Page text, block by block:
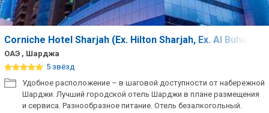
Corniche Hotel Sharjah (Ex. Hilton Sharjah, Ex. Al
ОАЭ , Шарджа
5 звёзд
Удобное расположение – в шаговой доступности от набережной
Шарджи. Лучший городской отель Шарджи в плане размещения
и сервиса. Разнообразное питание. Отель безалкогольный.
Сетевые отели Таиланда
Сетевые отели Шри Ланки